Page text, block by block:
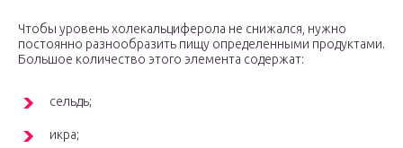
Чтобы уровень холекальциферола не снижался, нужно
постоянно разнообразить пищу определенными продуктами.
Большое количество этого элемента содержат:
сельдь;
икра;